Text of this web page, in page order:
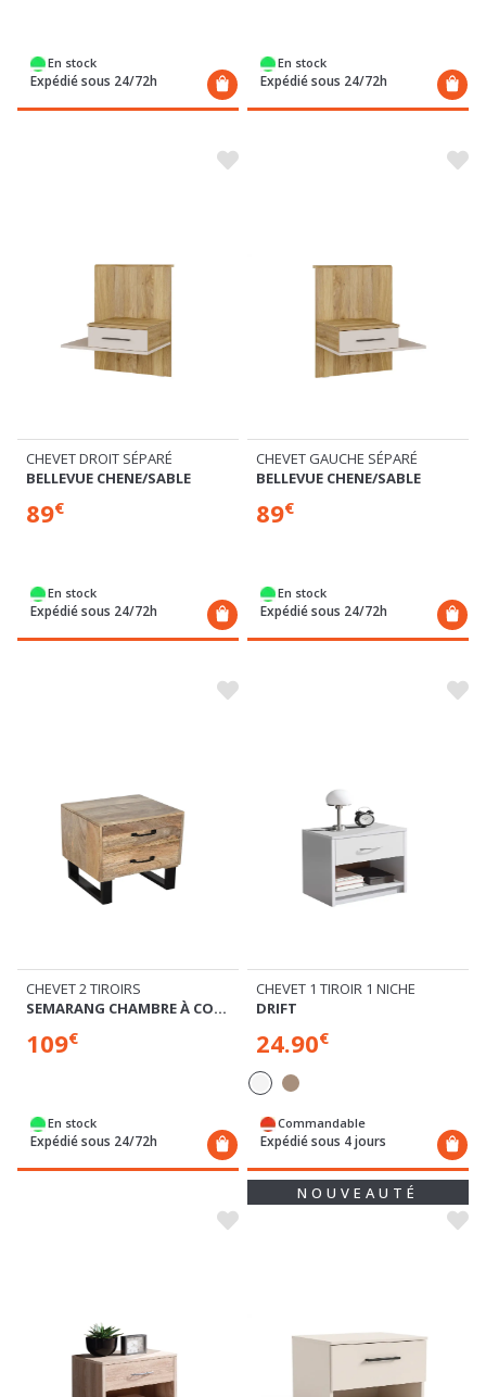
En stock
Expédié sous 24/72h
En stock
Expédié sous 24/72h
CHEVET DROIT SÉPARÉ
BELLEVUE CHENE/SABLE
89€
En stock
Expédié sous 24/72h
CHEVET GAUCHE SÉPARÉ
BELLEVUE CHENE/SABLE
89€
En stock
Expédié sous 24/72h
CHEVET 2 TIROIRS
SEMARANG CHAMBRE À COUCHER
109€
En stock
Expédié sous 24/72h
CHEVET 1 TIROIR 1 NICHE
DRIFT
24.90€
Commandable
Expédié sous 4 jours
NOUVEAUTÉ